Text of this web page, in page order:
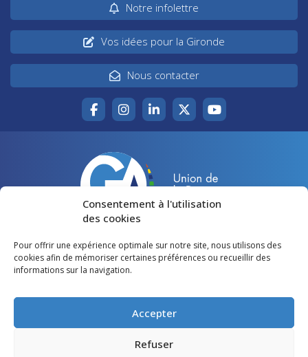
Consentement à l'utilisation
des cookies
Pour offrir une expérience optimale sur notre site, nous utilisons des
cookies afin de mémoriser certaines préférences ou recueillir des
informations sur la navigation.
Accepter
Refuser
Notre infolettre
Vos idées pour la Gironde
Nous contacter
Accueil
Votre canton
Lire et voir
Agir pour la Gironde
Restons en contact